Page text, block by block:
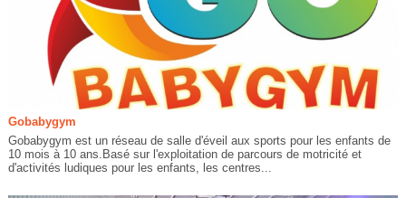
Gobabygym
Gobabygym est un réseau de salle d'éveil aux sports pour les enfants de
10 mois à 10 ans.Basé sur l'exploitation de parcours de motricité et
d'activités ludiques pour les enfants, les centres...